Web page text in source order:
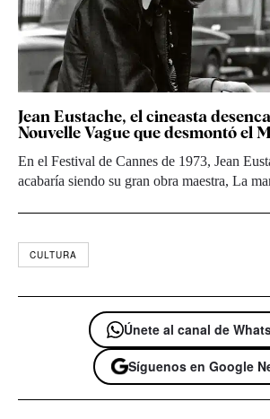
Jean Eustache, el cineasta
Nouvelle Vague que desmontó el
En el Festival de Cannes de 1973, Jean
acabaría siendo su gran obra maestra, La
CULTURA
Únete al canal de
Síguenos en Google